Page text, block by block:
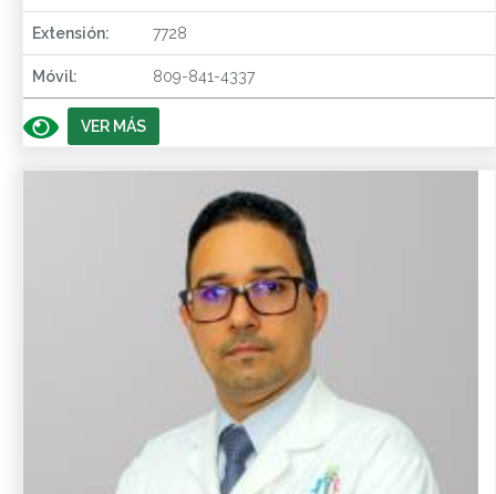
Extensión: 7728
Móvil: 809-841-4337
VER MÁS